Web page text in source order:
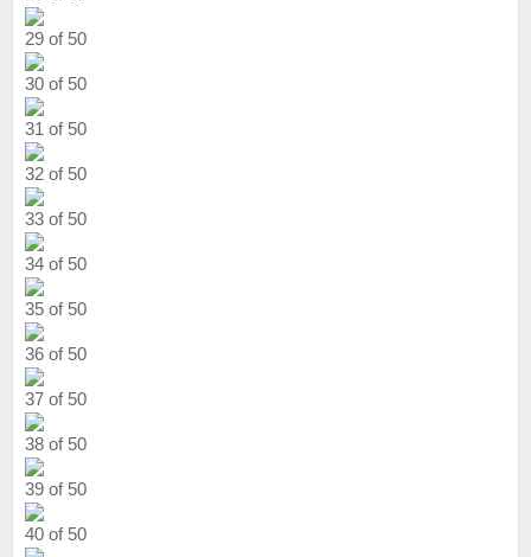
29 of 50
30 of 50
31 of 50
32 of 50
33 of 50
34 of 50
35 of 50
36 of 50
37 of 50
38 of 50
39 of 50
40 of 50